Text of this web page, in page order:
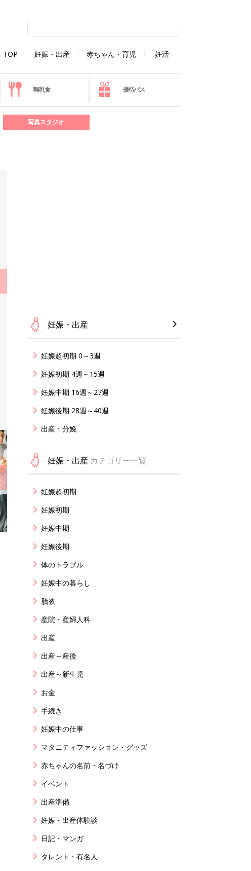
TOP 妊娠・出産 赤ちゃん・育児 妊活
離乳食 優待パス
写真スタジオ
妊娠・出産
妊娠超初期 0～3週
妊娠初期 4週～15週
妊娠中期 16週～27週
妊娠後期 28週～40週
出産・分娩
妊娠・出産 カテゴリー一覧
妊娠超初期
妊娠初期
妊娠中期
妊娠後期
体のトラブル
妊娠中の暮らし
胎教
産院・産婦人科
出産
出産～産後
出産～新生児
お金
手続き
妊娠中の仕事
マタニティファッション・グッズ
赤ちゃんの名前・名づけ
イベント
出産準備
妊娠・出産体験談
日記・マンガ
タレント・有名人